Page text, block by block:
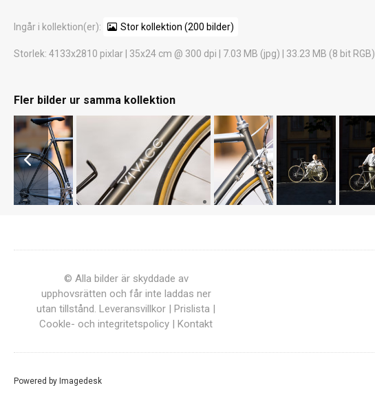
Ingår i kollektion(er): Stor kollektion (200 bilder)
Storlek: 4133x2810 pixlar | 35x24 cm @ 300 dpi | 7.03 MB (jpg) | 33.23 MB (8 bit RGB)
Fler bilder ur samma kollektion
© Alla bilder är skyddade av
upphovsrätten och får inte laddas ner
utan tillstånd. Leveransvillkor | Prislista |
Cookle- och integritetspolicy | Kontakt
Powered by Imagedesk